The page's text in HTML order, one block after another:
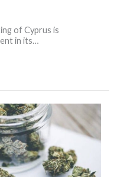
of Cyprus is
in its…